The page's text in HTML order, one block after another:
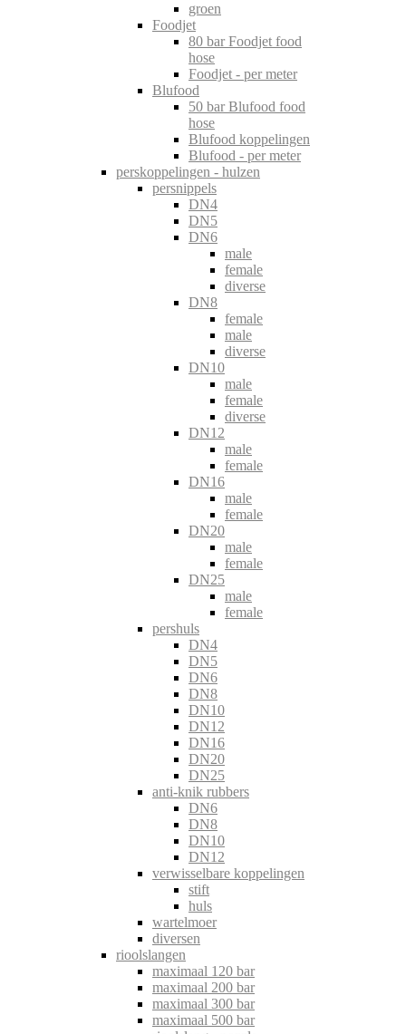
groen
Foodjet
80 bar Foodjet food
hose
Foodjet - per meter
Blufood
50 bar Blufood food
hose
Blufood koppelingen
Blufood - per meter
perskoppelingen - hulzen
persnippels
DN4
DN5
DN6
male
female
diverse
DN8
female
male
diverse
DN10
male
female
diverse
DN12
male
female
DN16
male
female
DN20
male
female
DN25
male
female
pershuls
DN4
DN5
DN6
DN8
DN10
DN12
DN16
DN20
DN25
anti-knik rubbers
DN6
DN8
DN10
DN12
verwisselbare koppelingen
stift
huls
wartelmoer
diversen
rioolslangen
maximaal 120 bar
maximaal 200 bar
maximaal 300 bar
maximaal 500 bar